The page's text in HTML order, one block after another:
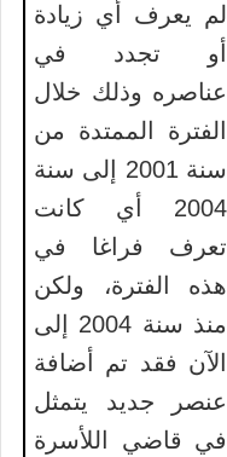
لم يعرف أي زيادة
أو تجدد في
عناصره وذلك خلال
الفترة الممتدة من
سنة 2001 إلى سنة
2004 أي كانت
تعرف فراغا في
هذه الفترة، ولكن
منذ سنة 2004 إلى
الآن فقد تم أضافة
عنصر جديد يتمثل
في قاضي اللأسرة